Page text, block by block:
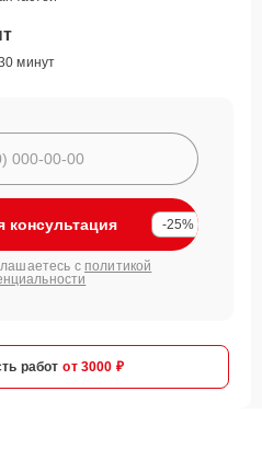
минут
консультация -25%
с политикой
работ от 3000 ₽